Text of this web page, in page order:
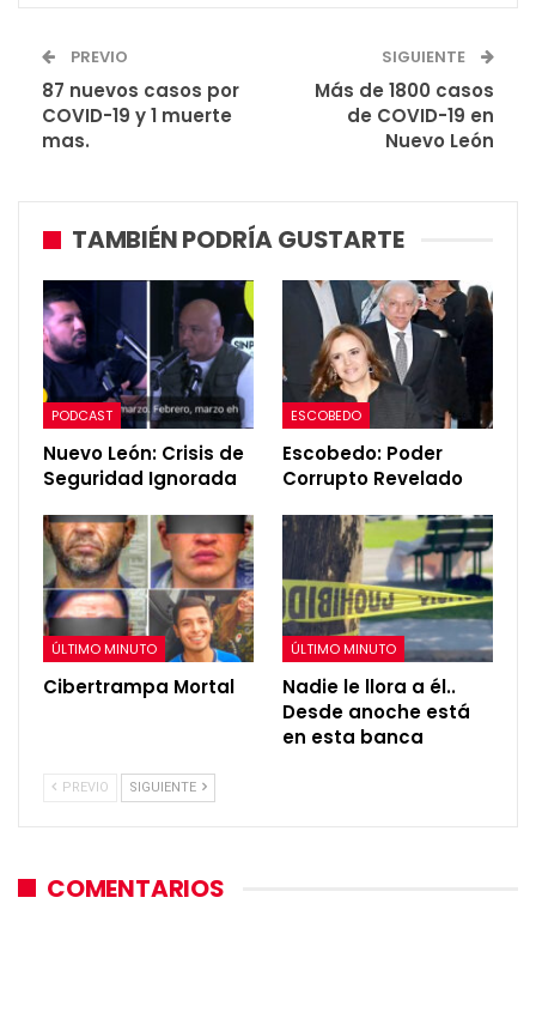
PREVIO
87 nuevos casos por
COVID-19 y 1 muerte
mas.
SIGUIENTE
Más de 1800 casos
de COVID-19 en
Nuevo León
TAMBIÉN PODRÍA GUSTARTE
PODCAST
Nuevo León: Crisis de
Seguridad Ignorada
ESCOBEDO
Escobedo: Poder
Corrupto Revelado
ÚLTIMO MINUTO
Cibertrampa Mortal
ÚLTIMO MINUTO
Nadie le llora a él..
Desde anoche está
en esta banca
PREVIO SIGUIENTE
COMENTARIOS